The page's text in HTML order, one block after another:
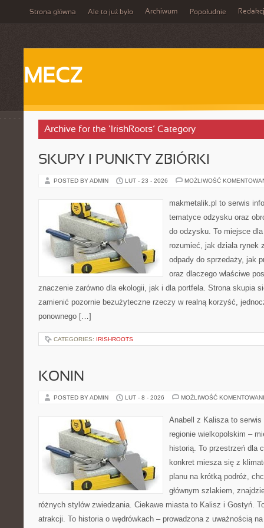
Strona główna Ale to już było Archiwum Popołudnie
MECZ
Archive for the ‘IrishRoots’ Category
SKUPY I PUNKTY ZBIÓRKI
POSTED BY ADMIN LUT - 23 - 2026 MOŻLIWOŚĆ
makmetalik.pl to serwis
tematyce odzysku oraz
do odzysku. To miejsce
rozumieć, jak działa rynek
odpady do sprzedaży, jak
oraz dlaczego właściwe
znaczenie zarówno dla ekologii, jak i dla portfela. Strona skupia
zamienić pozornie bezużyteczne rzeczy w realną korzyść,
ponownego […]
CATEGORIES: IRISHROOTS
KONIN
POSTED BY ADMIN LUT - 8 - 2026 MOŻLIWOŚĆ
Anabell z Kalisza to
regionie wielkopolskim –
historią. To przestrzeń dla
konkret miesza się z
planu na krótką podróż,
głównym szlakiem,
różnych stylów zwiedzania. Ciekawe miasta to Kalisz i Gostyń.
atrakcji. To historia o wędrówkach – prowadzona z uważnością